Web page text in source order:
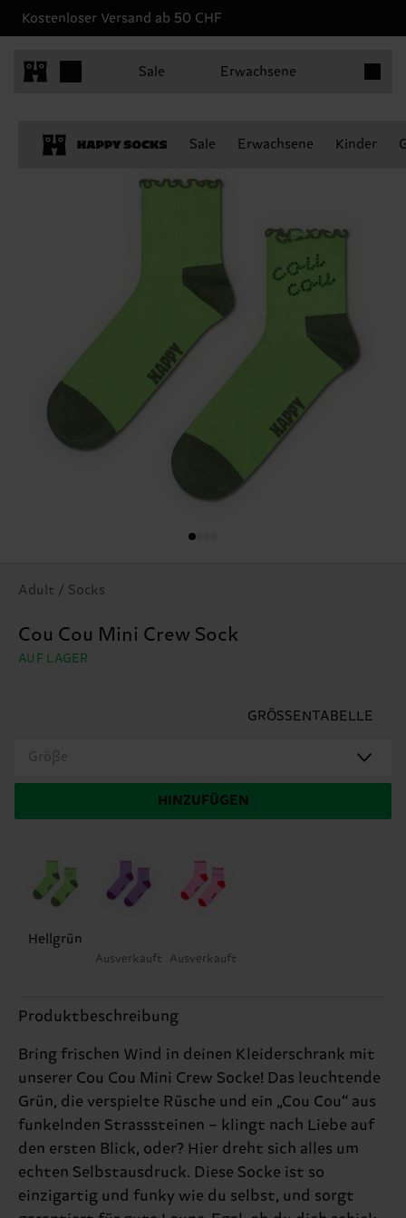
Kostenloser Versand ab 50 CHF
Sale Erwachsene
Sale Erwachsene Kinder
Adult / Socks
Cou Cou Mini Crew Sock
AUF LAGER
GRÖSSENTABELLE
Größe
HINZUFÜGEN
Hellgrün
Ausverkauft Ausverkauft
Produktbeschreibung
Bring frischen Wind in deinen Kleiderschrank mit
unserer Cou Cou Mini Crew Socke! Das leuchtende
Grün, die verspielte Rüsche und ein „Cou Cou“ aus
funkelnden Strasssteinen – klingt nach Liebe auf
den ersten Blick, oder? Hier dreht sich alles um
echten Selbstausdruck. Diese Socke ist so
einzigartig und funky wie du selbst, und sorgt